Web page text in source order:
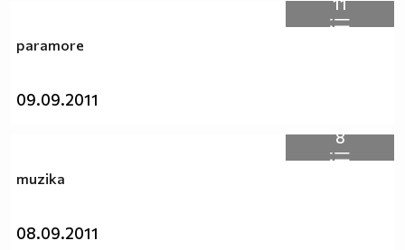
11
paramore
09.09.2011
8
muzika
08.09.2011